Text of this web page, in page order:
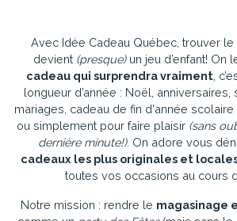
Avec Idée Cadeau Québec, trouver le
devient (presque)un jeu d’enfant! On
cadeau qui surprendra vraiment,
longueur d’année : Noël,
mariages, cadeau de fin d'année scolaire
ou simplement pour faire plaisir (sans
dernière minute!). On adore vous
cadeaux les plus originales et
toutes vos occasions au cours
Notre mission : rendre le magasinage